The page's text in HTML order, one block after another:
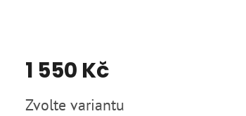
1 550 Kč
cena:
Zvolte variantu